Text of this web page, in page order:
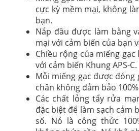
cực kỳ mềm mại, không
bạn.
Nắp đầu được làm bằng
mại với cảm biến của bạn
Chiều rộng của miếng
với cảm biến Khung APS-C.
Mỗi miếng gạc được
chân không đảm bảo
Các chất lỏng tẩy rửa
đặc biệt để làm sạch cảm
số. Nó là công thức